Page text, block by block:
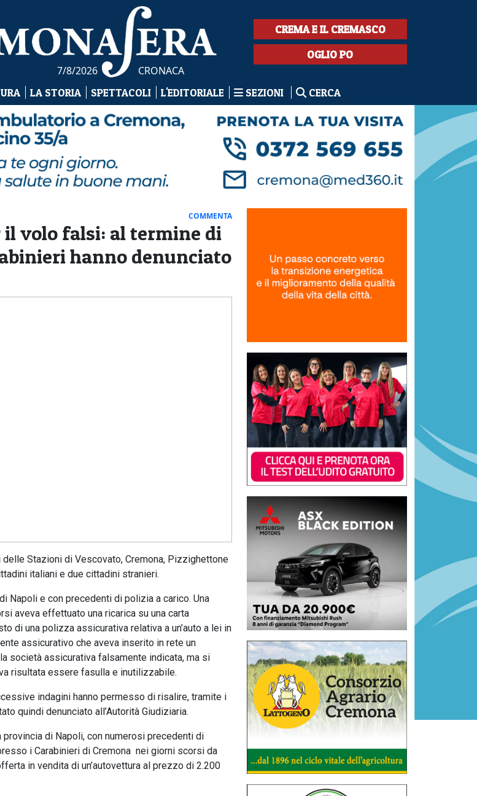
7/8/2026 CRONACA
CREMA E IL CREMASCO
OGLIO PO
LA STORIA SPETTACOLI L'EDITORIALE SEZIONI CERCA
COMMENTA
volo falsi: al termine di
hanno denunciato
Stazioni di Vescovato, Cremona, Pizzighettone
italiani e due cittadini stranieri.
Napoli e con precedenti di polizia a carico. Una
aveva effettuato una ricarica su una carta
di una polizza assicurativa relativa a un’auto a lei in
assicurativo che aveva inserito in rete un
società assicurativa falsamente indicata, ma si
risultata essere fasulla e inutilizzabile.
indagini hanno permesso di risalire, tramite i
quindi denunciato all’Autorità Giudiziaria.
di Napoli, con numerosi precedenti di
i Carabinieri di Cremona nei giorni scorsi da
in vendita di un’autovettura al prezzo di 2.200